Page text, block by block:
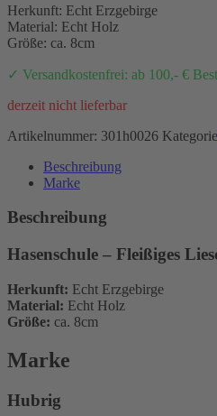
Herkunft: Echt Erzgebirge
Material: Echt Holz
Größe: ca. 8cm
✓ Versandkostenfrei: ab 100,- €
derzeit nicht lieferbar
Artikelnummer: 301h0026
Beschreibung
Marke
Beschreibung
Hasenschule – Fleißiges
Herkunft: Echt Erzgebirge
Material: Echt Holz
Größe: ca. 8cm
Marke
Hubrig